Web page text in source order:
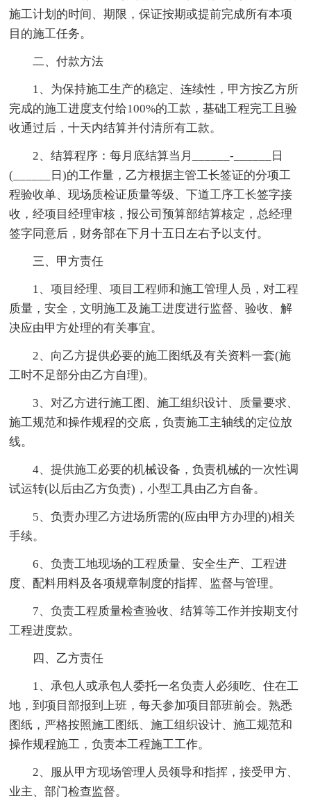
施工计划的时间、期限，保证按期或提前完成所有本项
目的施工任务。
二、付款方法
1、为保持施工生产的稳定、连续性，甲方按乙方所
完成的施工进度支付给100%的工款，基础工程完工且验
收通过后，十天内结算并付清所有工款。
2、结算程序：每月底结算当月______-______日
(______日)的工作量，乙方根据主管工长签证的分项工
程验收单、现场质检证质量等级、下道工序工长签字接
收，经项目经理审核，报公司预算部结算核定，总经理
签字同意后，财务部在下月十五日左右予以支付。
三、甲方责任
1、项目经理、项目工程师和施工管理人员，对工程
质量，安全，文明施工及施工进度进行监督、验收、解
决应由甲方处理的有关事宜。
2、向乙方提供必要的施工图纸及有关资料一套(施
工时不足部分由乙方自理)。
3、对乙方进行施工图、施工组织设计、质量要求、
施工规范和操作规程的交底，负责施工主轴线的定位放
线。
4、提供施工必要的机械设备，负责机械的一次性调
试运转(以后由乙方负责)，小型工具由乙方自备。
5、负责办理乙方进场所需的(应由甲方办理的)相关
手续。
6、负责工地现场的工程质量、安全生产、工程进
度、配料用料及各项规章制度的指挥、监督与管理。
7、负责工程质量检查验收、结算等工作并按期支付
工程进度款。
四、乙方责任
1、承包人或承包人委托一名负责人必须吃、住在工
地，到项目部报到上班，每天参加项目部班前会。熟悉
图纸，严格按照施工图纸、施工组织设计、施工规范和
操作规程施工，负责本工程施工工作。
2、服从甲方现场管理人员领导和指挥，接受甲方、
业主、部门检查监督。